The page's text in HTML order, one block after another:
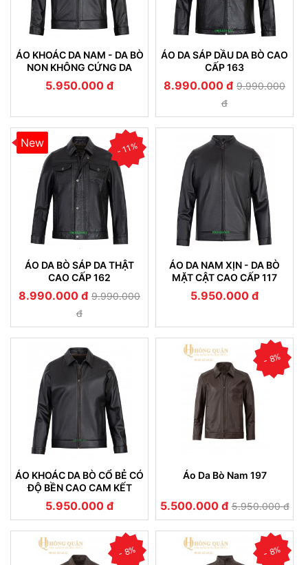
ÁO KHOÁC DA NAM - DA BÒ
NON KHÔNG CỨNG DA
(107)
5.950.000 đ
ÁO DA SÁP DẦU DA BÒ CAO
CẤP 163
8.990.000 đ 9.990.000
đ
New - 11%
ÁO DA BÒ SÁP DA THẬT
CAO CẤP 162
8.990.000 đ 9.990.000
đ
ÁO DA NAM XỊN - DA BÒ
MẶT CẬT CAO CẤP 117
5.950.000 đ
ÁO KHOÁC DA BÒ CỔ BẺ CÓ
ĐỘ BỀN CAO CAM KẾT
KHÔNG NỔ DA (101)
5.950.000 đ
- 8%
Áo Da Bò Nam 197
5.500.000 đ 5.950.000 đ
- 8% - 8%